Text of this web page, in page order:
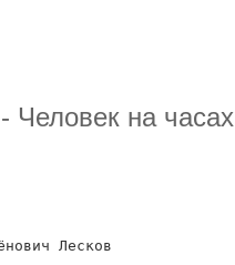
Человек на часах
Лесков